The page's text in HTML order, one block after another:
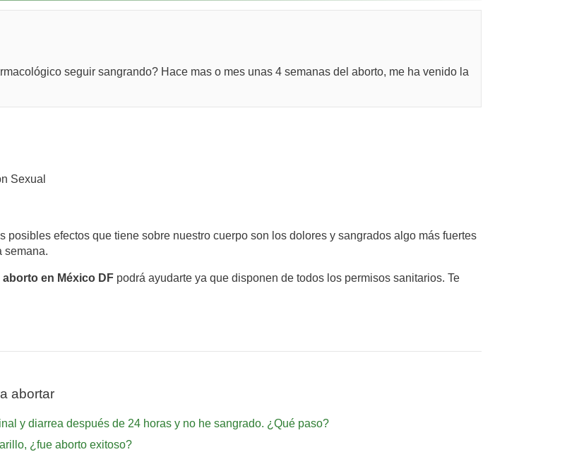
seguir sangrando? Hace mas o mes unas 4 semanas del aborto, me ha venido la
Sexual
posibles efectos que tiene sobre nuestro cuerpo son los dolores y sangrados algo más fuertes
semana.
en México DF podrá ayudarte ya que disponen de todos los permisos sanitarios. Te
abortar
y diarrea después de 24 horas y no he sangrado. ¿Qué paso?
¿fue aborto exitoso?